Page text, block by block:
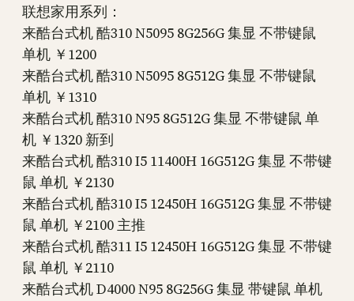
联想家用系列：
来酷台式机 酷310 N5095 8G256G 集显 不带键鼠
单机 ￥1200
来酷台式机 酷310 N5095 8G512G 集显 不带键鼠
单机 ￥1310
来酷台式机 酷310 N95 8G512G 集显 不带键鼠 单
机 ￥1320 新到
来酷台式机 酷310 I5 11400H 16G512G 集显 不带键
鼠 单机 ￥2130
来酷台式机 酷310 I5 12450H 16G512G 集显 不带键
鼠 单机 ￥2100 主推
来酷台式机 酷311 I5 12450H 16G512G 集显 不带键
鼠 单机 ￥2110
来酷台式机 D4000 N95 8G256G 集显 带键鼠 单机